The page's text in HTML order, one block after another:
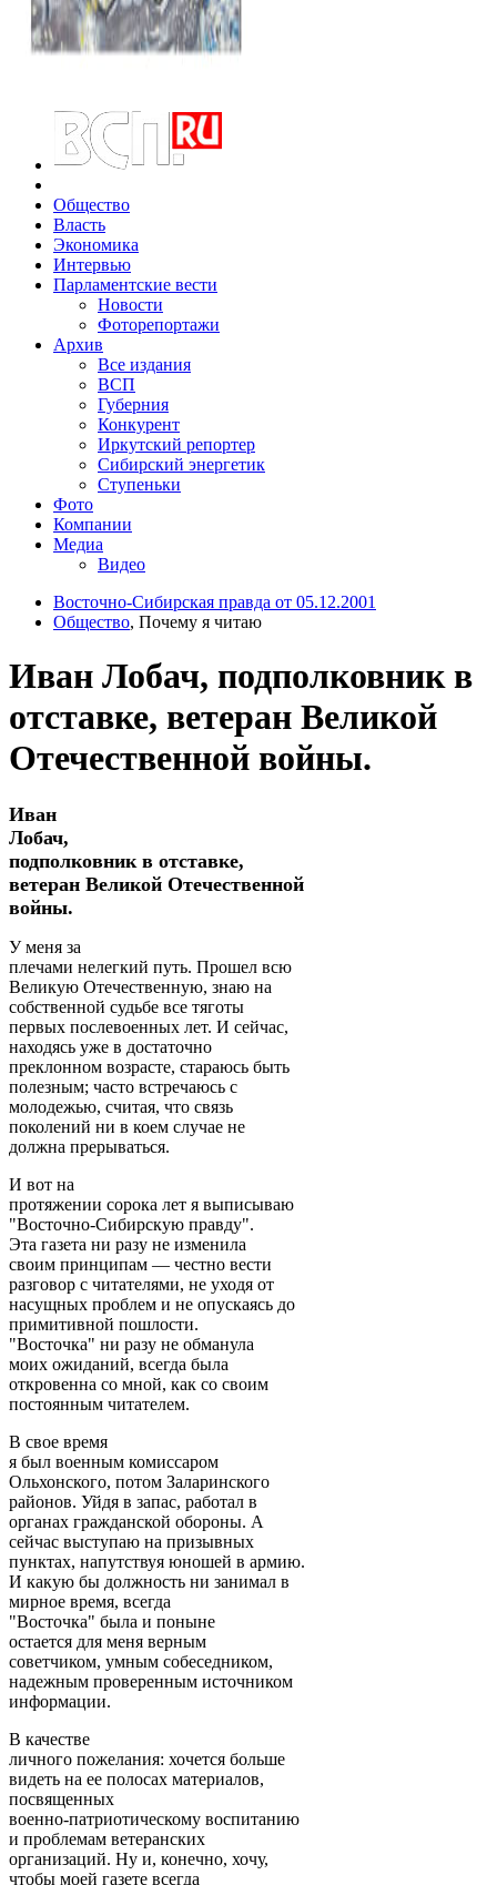
Общество
Власть
Экономика
Интервью
Парламентские вести
Новости
Фоторепортажи
Архив
Все издания
ВСП
Губерния
Конкурент
Иркутский репортер
Сибирский энергетик
Ступеньки
Фото
Компании
Медиа
Видео
Восточно-Сибирская правда от 05.12.2001
Общество, Почему я читаю
Иван Лобач, подполковник в
отставке, ветеран Великой
Отечественной войны.
Иван
Лобач,
подполковник в отставке,
ветеран Великой Отечественной
войны.
У меня за
плечами нелегкий путь. Прошел всю
Великую Отечественную, знаю на
собственной судьбе все тяготы
первых послевоенных лет. И сейчас,
находясь уже в достаточно
преклонном возрасте, стараюсь быть
полезным; часто встречаюсь с
молодежью, считая, что связь
поколений ни в коем случае не
должна прерываться.
И вот на
протяжении сорока лет я выписываю
"Восточно-Сибирскую правду".
Эта газета ни разу не изменила
своим принципам — честно вести
разговор с читателями, не уходя от
насущных проблем и не опускаясь до
примитивной пошлости.
"Восточка" ни разу не обманула
моих ожиданий, всегда была
откровенна со мной, как со своим
постоянным читателем.
В свое время
я был военным комиссаром
Ольхонского, потом Заларинского
районов. Уйдя в запас, работал в
органах гражданской обороны. А
сейчас выступаю на призывных
пунктах, напутствуя юношей в армию.
И какую бы должность ни занимал в
мирное время, всегда
"Восточка" была и поныне
остается для меня верным
советчиком, умным собеседником,
надежным проверенным источником
информации.
В качестве
личного пожелания: хочется больше
видеть на ее полосах материалов,
посвященных
военно-патриотическому воспитанию
и проблемам ветеранских
организаций. Ну и, конечно, хочу,
чтобы моей газете всегда